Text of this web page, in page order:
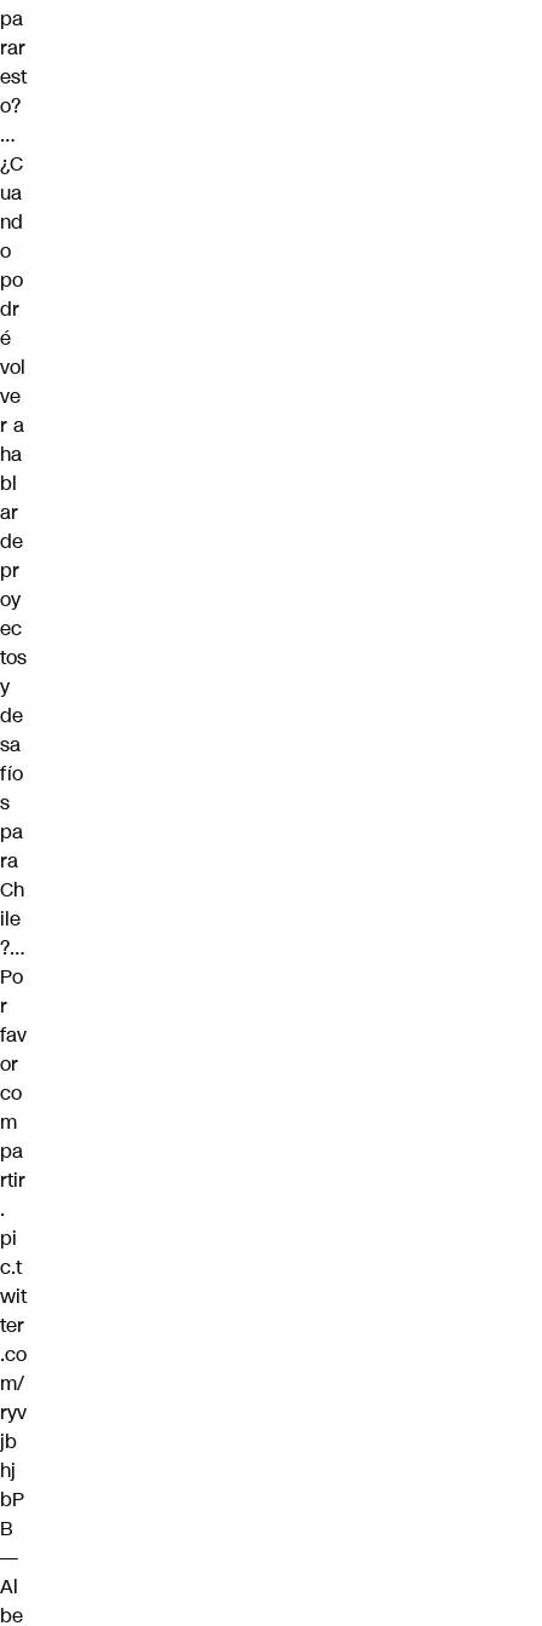
pa
rar
est
o?
…
¿C
ua
nd
o
po
dr
é
vol
ve
r a
ha
bl
ar
de
pr
oy
ec
tos
y
de
sa
fío
s
pa
ra
Ch
ile
?…
Po
r
fav
or
co
m
pa
rtir
.
pi
c.t
wit
ter
.co
m/
ryv
jb
hj
bP
B
—
Al
be